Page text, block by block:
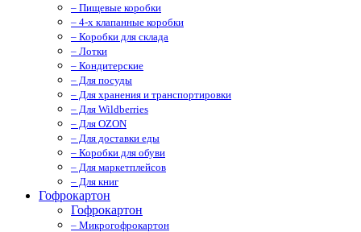
– Пищевые коробки
– 4-х клапанные коробки
– Коробки для склада
– Лотки
– Кондитерские
– Для посуды
– Для хранения и транспортировки
– Для Wildberries
– Для OZON
– Для доставки еды
– Коробки для обуви
– Для маркетплейсов
– Для книг
Гофрокартон
Гофрокартон
– Микрогофрокартон